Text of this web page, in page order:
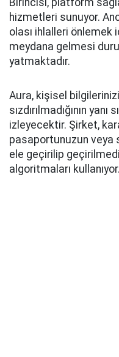
Birincisi, platform
hizmetleri sunuyor.
olası ihlalleri önlemek
meydana gelmesi
yatmaktadır.
Aura, kişisel
sızdırılmadığının
izleyecektir. Şirket,
pasaportunuzun veya
ele geçirilip
algoritmaları kullanıyor.